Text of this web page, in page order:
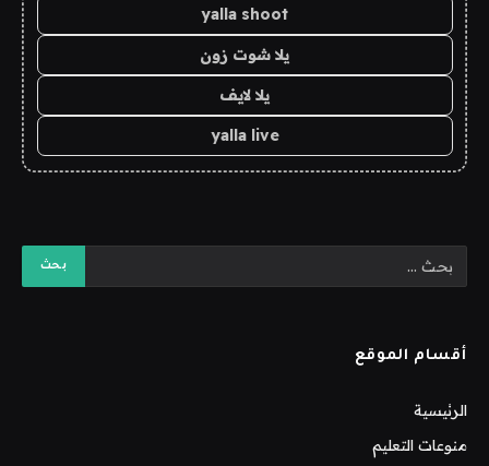
yalla shoot
يلا شوت زون
يلا لايف
yalla live
أقسام الموقع
الرئيسية
منوعات التعليم